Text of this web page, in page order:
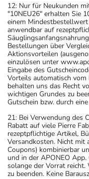
12: Nur für Neukunden
"10NEU26" erhalten Sie
einem
anwendbar auf
Bestellungen über
Aktionsvorteilen
einzulösen unter
Eingabe des
Vorteils automatisch vom
behalten uns das Recht
wichtigen Grundes zu
Gutschein bzw. durch
21: Bei Verwendung des
Rabatt auf viele Pierre
rezeptpflichtige Artikel,
Versandkosten. Nicht mit
Coupons) kombinierbar
und in der APONEO
solange der Vorrat
zu beenden. Keine